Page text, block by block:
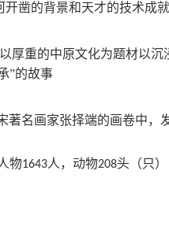
凿的背景和天才的技术成就
厚重的中原文化为题材以沉
”的故事
著名画家张择端的画卷中，
物1643人，动物208头（只